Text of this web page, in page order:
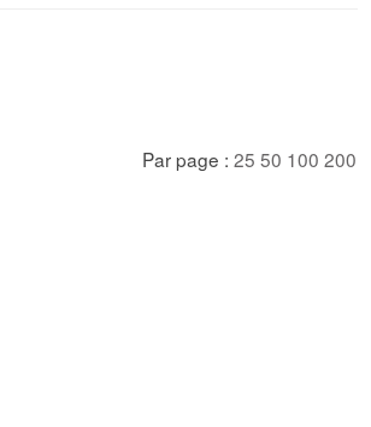
Par page : 25 50 100 200